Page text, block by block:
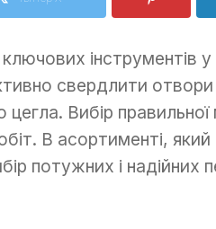
інструментів у
свердлити отвори
Вибір
В асортименті,
потужних і надійних